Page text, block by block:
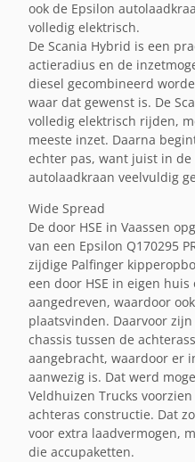
ook de Epsilon
volledig elektrisch.
De Scania Hybrid is een
actieradius en de
diesel gecombineerd
waar dat gewenst is. De
volledig elektrisch rijden,
meeste inzet. Daarna
echter pas, want juist in
autolaadkraan veelvuldig
Wide Spread
De door HSE in Vaassen
van een Epsilon Q170295
zijdige Palfinger
een door HSE in eigen huis
aangedreven, waardoor
plaatsvinden. Daarvoor
chassis tussen de
aangebracht, waardoor er
aanwezig is. Dat werd
Veldhuizen Trucks
achteras constructie. Dat
voor extra laadvermogen,
die accupaketten.